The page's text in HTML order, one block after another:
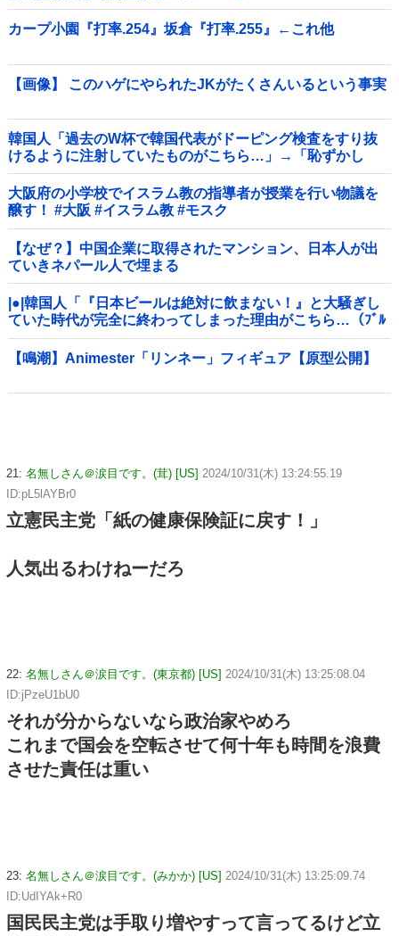
カープ小園『打率.254』坂倉『打率.255』←これ他
【画像】 このハゲにやられたJKがたくさんいるという事実
韓国人「過去のW杯で韓国代表がドーピング検査をすり抜
けるように注射していたものがこちら…」→「恥ずかし
い…（ﾌﾞﾙﾌﾞﾙ」＝韓国の反応
大阪府の小学校でイスラム教の指導者が授業を行い物議を
醸す！ #大阪 #イスラム教 #モスク
【なぜ？】中国企業に取得されたマンション、日本人が出
ていきネパール人で埋まる
|●|韓国人「『日本ビールは絶対に飲まない！』と大騒ぎし
ていた時代が完全に終わってしまった理由がこちら…（ﾌﾞﾙ
ﾌﾞﾙ」＝韓国の反応
【鳴潮】Animester「リンネー」フィギュア【原型公開】
21: 名無しさん＠涙目です。(茸) [US] 2024/10/31(木) 13:24:55.19
ID:pL5lAYBr0
立憲民主党「紙の健康保険証に戻す！」
人気出るわけねーだろ
22: 名無しさん＠涙目です。(東京都) [US] 2024/10/31(木) 13:25:08.04
ID:jPzeU1bU0
それが分からないなら政治家やめろ
これまで国会を空転させて何十年も時間を浪費
させた責任は重い
23: 名無しさん＠涙目です。(みかか) [US] 2024/10/31(木) 13:25:09.74
ID:UdIYAk+R0
国民民主党は手取り増やすって言ってるけど立